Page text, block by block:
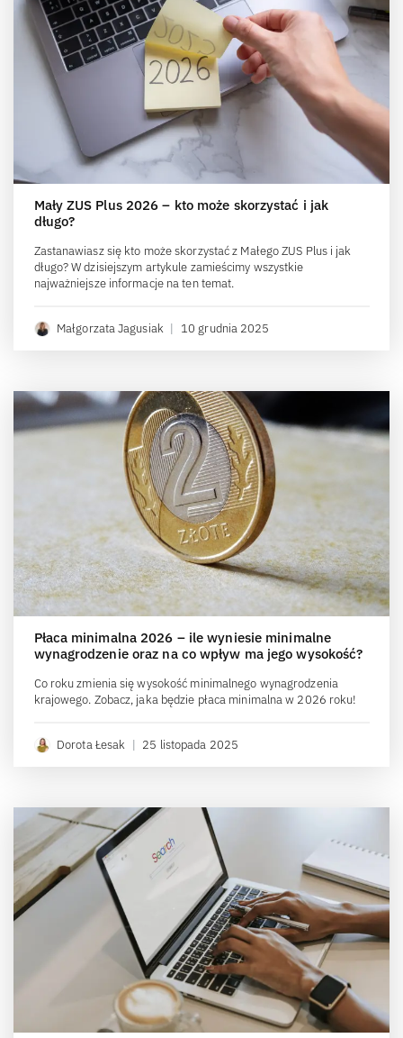
Mały ZUS Plus 2026 – kto może skorzystać i jak
długo?
Zastanawiasz się kto może skorzystać z Małego ZUS Plus i jak
długo? W dzisiejszym artykule zamieścimy wszystkie
najważniejsze informacje na ten temat.
Małgorzata Jagusiak | 10 grudnia 2025
Płaca minimalna 2026 – ile wyniesie minimalne
wynagrodzenie oraz na co wpływ ma jego wysokość?
Co roku zmienia się wysokość minimalnego wynagrodzenia
krajowego. Zobacz, jaka będzie płaca minimalna w 2026 roku!
Dorota Łesak | 25 listopada 2025